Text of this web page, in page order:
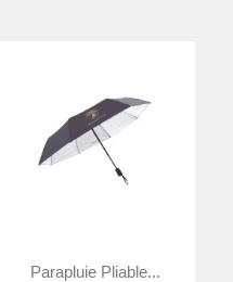
Parapluie Pliable...